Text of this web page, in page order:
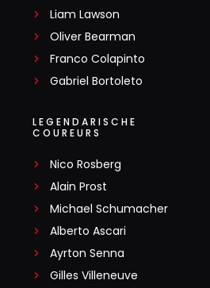
Liam Lawson
Oliver Bearman
Franco Colapinto
Gabriel Bortoleto
LEGENDARISCHE
COUREURS
Nico Rosberg
Alain Prost
Michael Schumacher
Alberto Ascari
Ayrton Senna
Gilles Villeneuve